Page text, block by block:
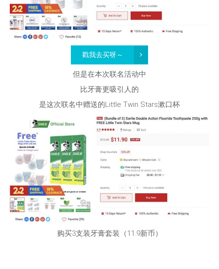
戳我去买呀～
但是在本次联名活动中
比牙膏更吸引人的
是这次联名中赠送的Little Twin Stars漱口杯
购买3支装牙膏套装（11.9新币）